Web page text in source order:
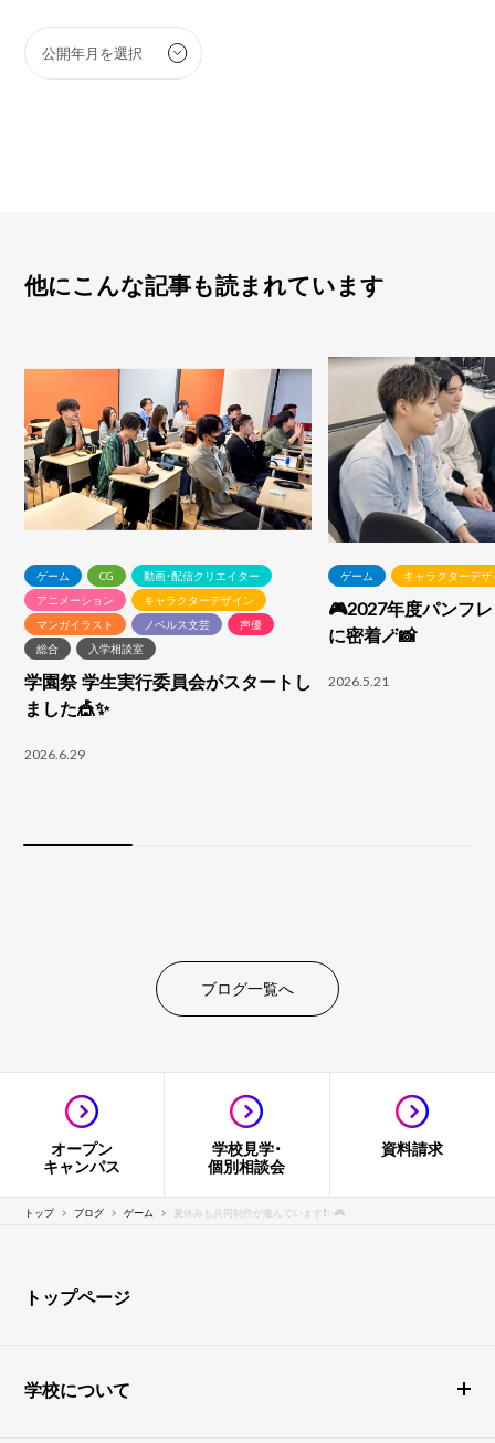
他にこんな記事も読まれています
ゲーム CG
動画・配信クリエイター
アニメーション
キャラクターデザイン
マンガイラスト
ノベルス文芸
声優
総合
入学相談室
学園祭 学生実行委員会がスタートし
ました🎪✨
2026.6.29
ゲーム キャラクターデ
🎮2027年度パンフ
に密着🪄📸
2026.5.21
ブログ一覧へ
オープン
キャンパス
学校見学・
個別相談会
資料請求
トップ ブログ ゲーム 夏休みも共同制作が進んでいます❗️✨️🎮️
トップページ
学校について